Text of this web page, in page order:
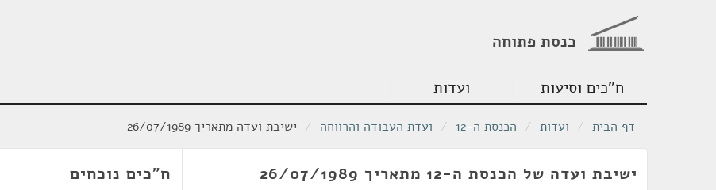
כנסת פתוחה
ח"כים וסיעות ועדות
דף הבית / ועדות / הכנסת ה-12 / ועדת העבודה והרווחה / ישיבת ועדה מתאריך 26/07/1989
ישיבת ועדה של הכנסת ה-12 מתאריך 26/07/1989 ח"כים נוכחים